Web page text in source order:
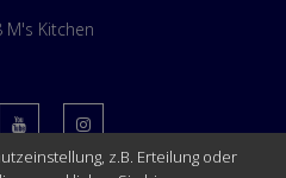
Kitchen
z.B. Erteilung oder